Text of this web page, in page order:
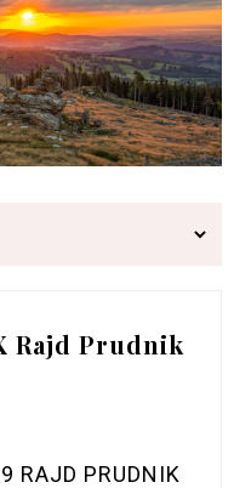
Rajd Prudnik
9 RAJD PRUDNIK